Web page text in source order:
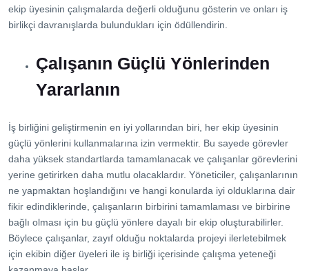
ekip üyesinin çalışmalarda değerli olduğunu gösterin ve onları iş
birlikçi davranışlarda bulundukları için ödüllendirin.
Çalışanın Güçlü Yönlerinden
Yararlanın
İş birliğini geliştirmenin en iyi yollarından biri, her ekip üyesinin
güçlü yönlerini kullanmalarına izin vermektir. Bu sayede görevler
daha yüksek standartlarda tamamlanacak ve çalışanlar görevlerini
yerine getirirken daha mutlu olacaklardır. Yöneticiler, çalışanlarının
ne yapmaktan hoşlandığını ve hangi konularda iyi olduklarına dair
fikir edindiklerinde, çalışanların birbirini tamamlaması ve birbirine
bağlı olması için bu güçlü yönlere dayalı bir ekip oluşturabilirler.
Böylece çalışanlar, zayıf olduğu noktalarda projeyi ilerletebilmek
için ekibin diğer üyeleri ile iş birliği içerisinde çalışma yeteneği